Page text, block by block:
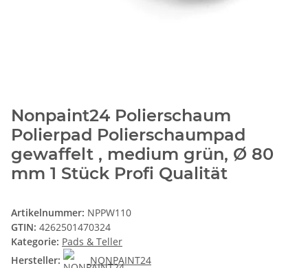
Nonpaint24 Polierschaum
Polierpad Polierschaumpad
gewaffelt , medium grün, Ø 80
mm 1 Stück Profi Qualität
Artikelnummer: NPPW110
GTIN: 4262501470324
Kategorie: Pads & Teller
Hersteller:
NONPAINT24